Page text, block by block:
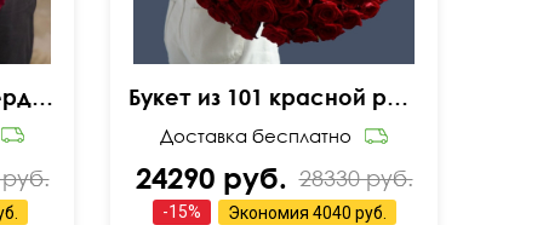
101 роза в форме сердца Букет из 101 красной розы
Доставка бесплатно
24290 руб. 28330 руб.
-15% Экономия 4040 руб.